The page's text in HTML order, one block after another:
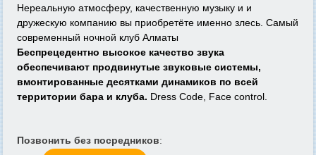
Нереальную атмосферу, качественную музыку и и
дружескую компанию вы приобретёте именно злесь. Самый
современный ночной клуб Алматы
Беспрецедентно высокое качество звука
обеспечивают продвинутые звуковые системы,
вмонтированные десятками динамиков по всей
территории бара и клуба. Dress Code, Face control.
Позвонить без посредников: